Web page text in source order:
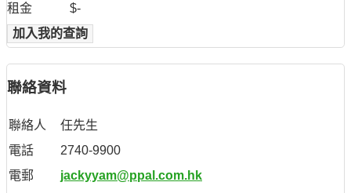
租金
$-
加入我的查詢
聯絡資料
聯絡人
任先生
電話
2740-9900
電郵
jackyyam@ppal.com.hk